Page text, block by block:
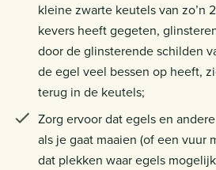
kleine zwarte keutels van zo’n
kevers heeft gegeten,
door de glinsterende schilden
de egel veel bessen op heeft,
terug in de keutels;
Zorg ervoor dat egels en
als je gaat maaien (of een vuur
dat plekken waar egels